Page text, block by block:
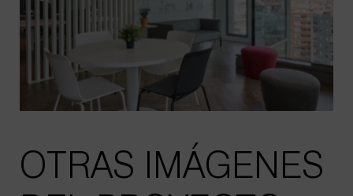
OTRAS IMÁGENES